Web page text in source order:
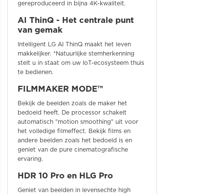
gereproduceerd in bijna 4K-kwaliteit.
AI ThinQ - Het centrale punt
van gemak
Intelligent LG AI ThinQ maakt het leven
makkelijker. *Natuurlijke stemherkenning
stelt u in staat om uw IoT-ecosysteem thuis
te bedienen.
FILMMAKER MODE™
Bekijk de beelden zoals de maker het
bedoeld heeft. De processor schakelt
automatisch "motion smoothing" uit voor
het volledige filmeffect. Bekijk films en
andere beelden zoals het bedoeld is en
geniet van de pure cinematografische
ervaring.
HDR 10 Pro en HLG Pro
Geniet van beelden in levensechte high